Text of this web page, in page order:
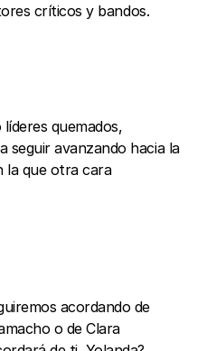
críticos y bandos.
quemados,
seguir avanzando hacia la
la que otra cara
acordando de
o de Clara